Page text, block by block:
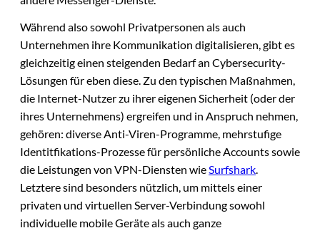
Während also sowohl Privatpersonen als auch
Unternehmen ihre Kommunikation digitalisieren, gibt es
gleichzeitig einen steigenden Bedarf an Cybersecurity-
Lösungen für eben diese. Zu den typischen Maßnahmen,
die Internet-Nutzer zu ihrer eigenen Sicherheit (oder der
ihres Unternehmens) ergreifen und in Anspruch nehmen,
gehören: diverse Anti-Viren-Programme, mehrstufige
Identitfikations-Prozesse für persönliche Accounts sowie
die Leistungen von VPN-Diensten wieSurfshark.
Letztere sind besonders nützlich, um mittels einer
privaten und virtuellen Server-Verbindung sowohl
individuelle mobile Geräte als auch ganze